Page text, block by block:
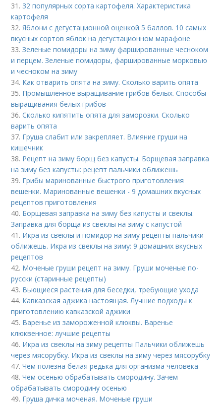
31. 32 популярных сорта картофеля. Характеристика
картофеля
32. Яблони с дегустационной оценкой 5 баллов. 10 самых
вкусных сортов яблок на дегустационном марафоне
33.Зеленые помидоры на зиму фаршированные чесноком
и перцем. Зеленые помидоры, фаршированные морковью
и чесноком на зиму
34. Как отварить опята на зиму. Сколько варить опята
35. Промышленное выращивание грибов белых. Способы
выращивания белых грибов
36.Сколько кипятить опята для заморозки. Сколько
варить опята
37. Груша слабит или закрепляет. Влияние груши на
кишечник
38. Рецепт на зиму борщ без капусты. Борщевая заправка
на зиму без капусты: рецепт пальчики оближешь
39. Грибы маринованные быстрого приготовления
вешенки. Маринованные вешенки - 9 домашних вкусных
рецептов приготовления
40. Борщевая заправка на зиму без капусты и свеклы.
Заправка для борща из свеклы на зиму с капустой
41. Икра из свеклы и помидор на зиму рецепты пальчики
оближешь. Икра из свеклы на зиму: 9 домашних вкусных
рецептов
42. Моченые груши рецепт на зиму. Груши моченые по-
русски (старинные рецепты)
43. Вьющиеся растения для беседки, требующие ухода
44. Кавказская аджика настоящая. Лучшие подходы к
приготовлению кавказской аджики
45. Варенье из замороженной клюквы. Варенье
клюквенное: лучшие рецепты
46. Икра из свеклы на зиму рецепты Пальчики оближешь
через мясорубку. Икра из свеклы на зиму через мясорубку
47.Чем полезна белая редька для организма человека
48.Чем осенью обрабатывать смородину. Зачем
обрабатывать смородину осенью
49. Груша дичка моченая. Моченые груши